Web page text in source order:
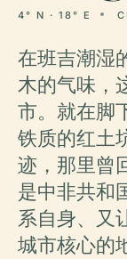
4° N · 18° E
在班吉潮湿
木的气味，
市。就在脚
铁质的红土
迹，那里曾
是中非共和
系自身、又
城市核心的